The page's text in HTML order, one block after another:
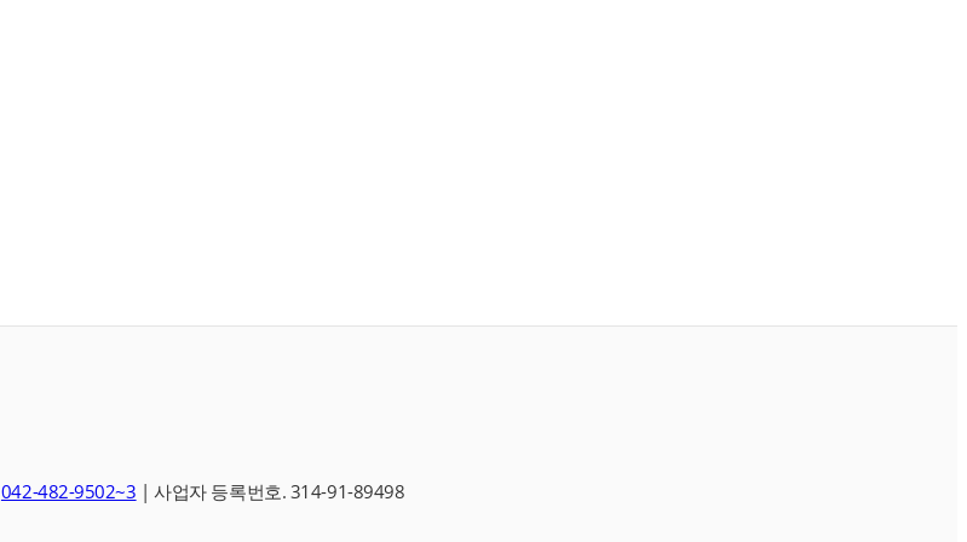
042-482-9502~3 |사업자 등록번호. 314-91-89498